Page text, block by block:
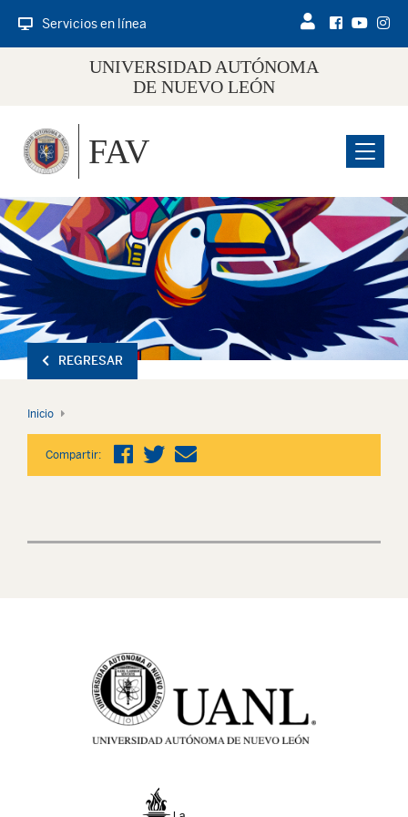
Servicios en línea
UNIVERSIDAD AUTÓNOMA
DE NUEVO LEÓN
Menu
FAV
REGRESAR
Inicio
Compartir: